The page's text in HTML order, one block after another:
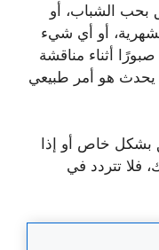
بحب الشباب، أو
أو أي شيء
أثناء مناقشة
يحدث هو أمر طبيعي
بشكل خاص أو إذا
فلا تتردد في